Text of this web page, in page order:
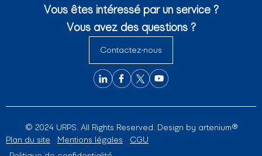
Vous êtes intéressé par un service ?
Vous avez des questions ?
Contactez-nous
© 2024 URPS. All Rights Reserved. Design by artenium®
Plan du site
Mentions légales
CGU